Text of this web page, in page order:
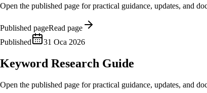
Open the published page for practical guidance, updates, and
Published pageRead page
Published
31 Oca 2026
Keyword Research Guide
Open the published page for practical guidance, updates, and